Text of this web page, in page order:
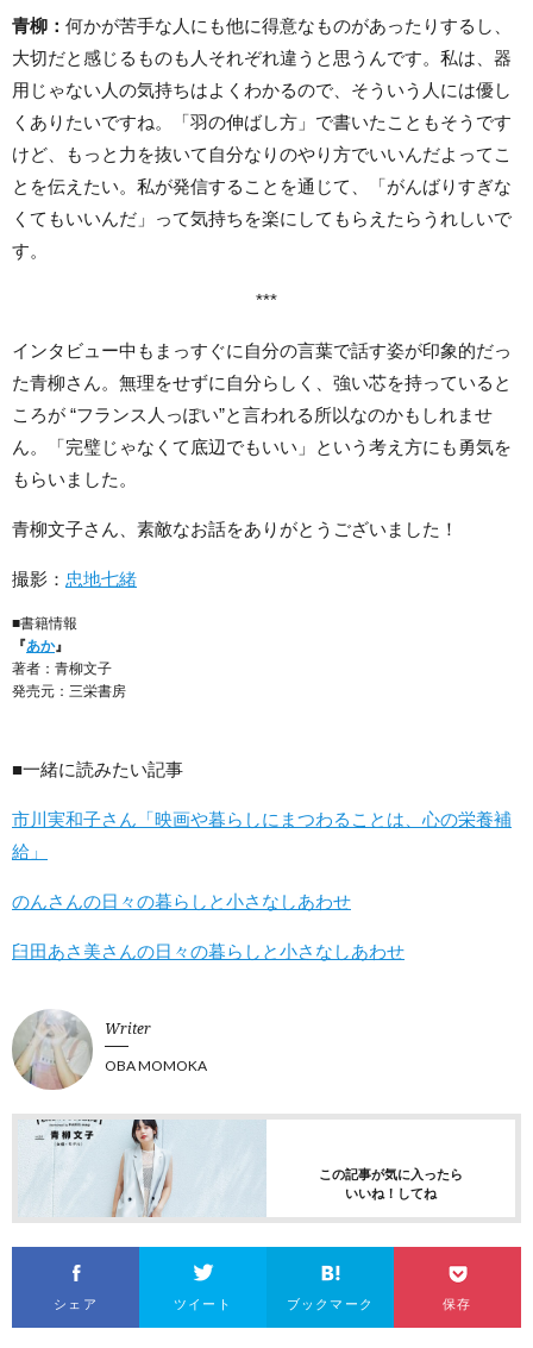
青柳： 何かが苦手な人にも他に得意なものがあったりするし、
大切だと感じるものも人それぞれ違うと思うんです。私は、器
用じゃない人の気持ちはよくわかるので、そういう人には優し
くありたいですね。「羽の伸ばし方」で書いたこともそうです
けど、もっと力を抜いて自分なりのやり方でいいんだよってこ
とを伝えたい。私が発信することを通じて、「がんばりすぎな
くてもいいんだ」って気持ちを楽にしてもらえたらうれしいで
す。
***
インタビュー中もまっすぐに自分の言葉で話す姿が印象的だっ
た青柳さん。無理をせずに自分らしく、強い芯を持っていると
ころが “フランス人っぽい”と言われる所以なのかもしれませ
ん。「完璧じゃなくて底辺でもいい」という考え方にも勇気を
もらいました。
青柳文子さん、素敵なお話をありがとうございました！
撮影： 忠地七緒
■書籍情報
『あか』
著者：青柳文子
発売元：三栄書房
■一緒に読みたい記事
市川実和子さん「映画や暮らしにまつわることは、心の栄養補
給」
のんさんの日々の暮らしと小さなしあわせ
臼田あさ美さんの日々の暮らしと小さなしあわせ
Writer
OBA MOMOKA
この記事が気に入ったら
いいね！してね
シェア ツイート ブックマーク 保存